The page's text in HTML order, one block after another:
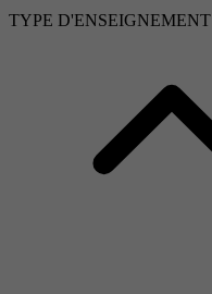
TYPE D'ENSEIGNEMENT